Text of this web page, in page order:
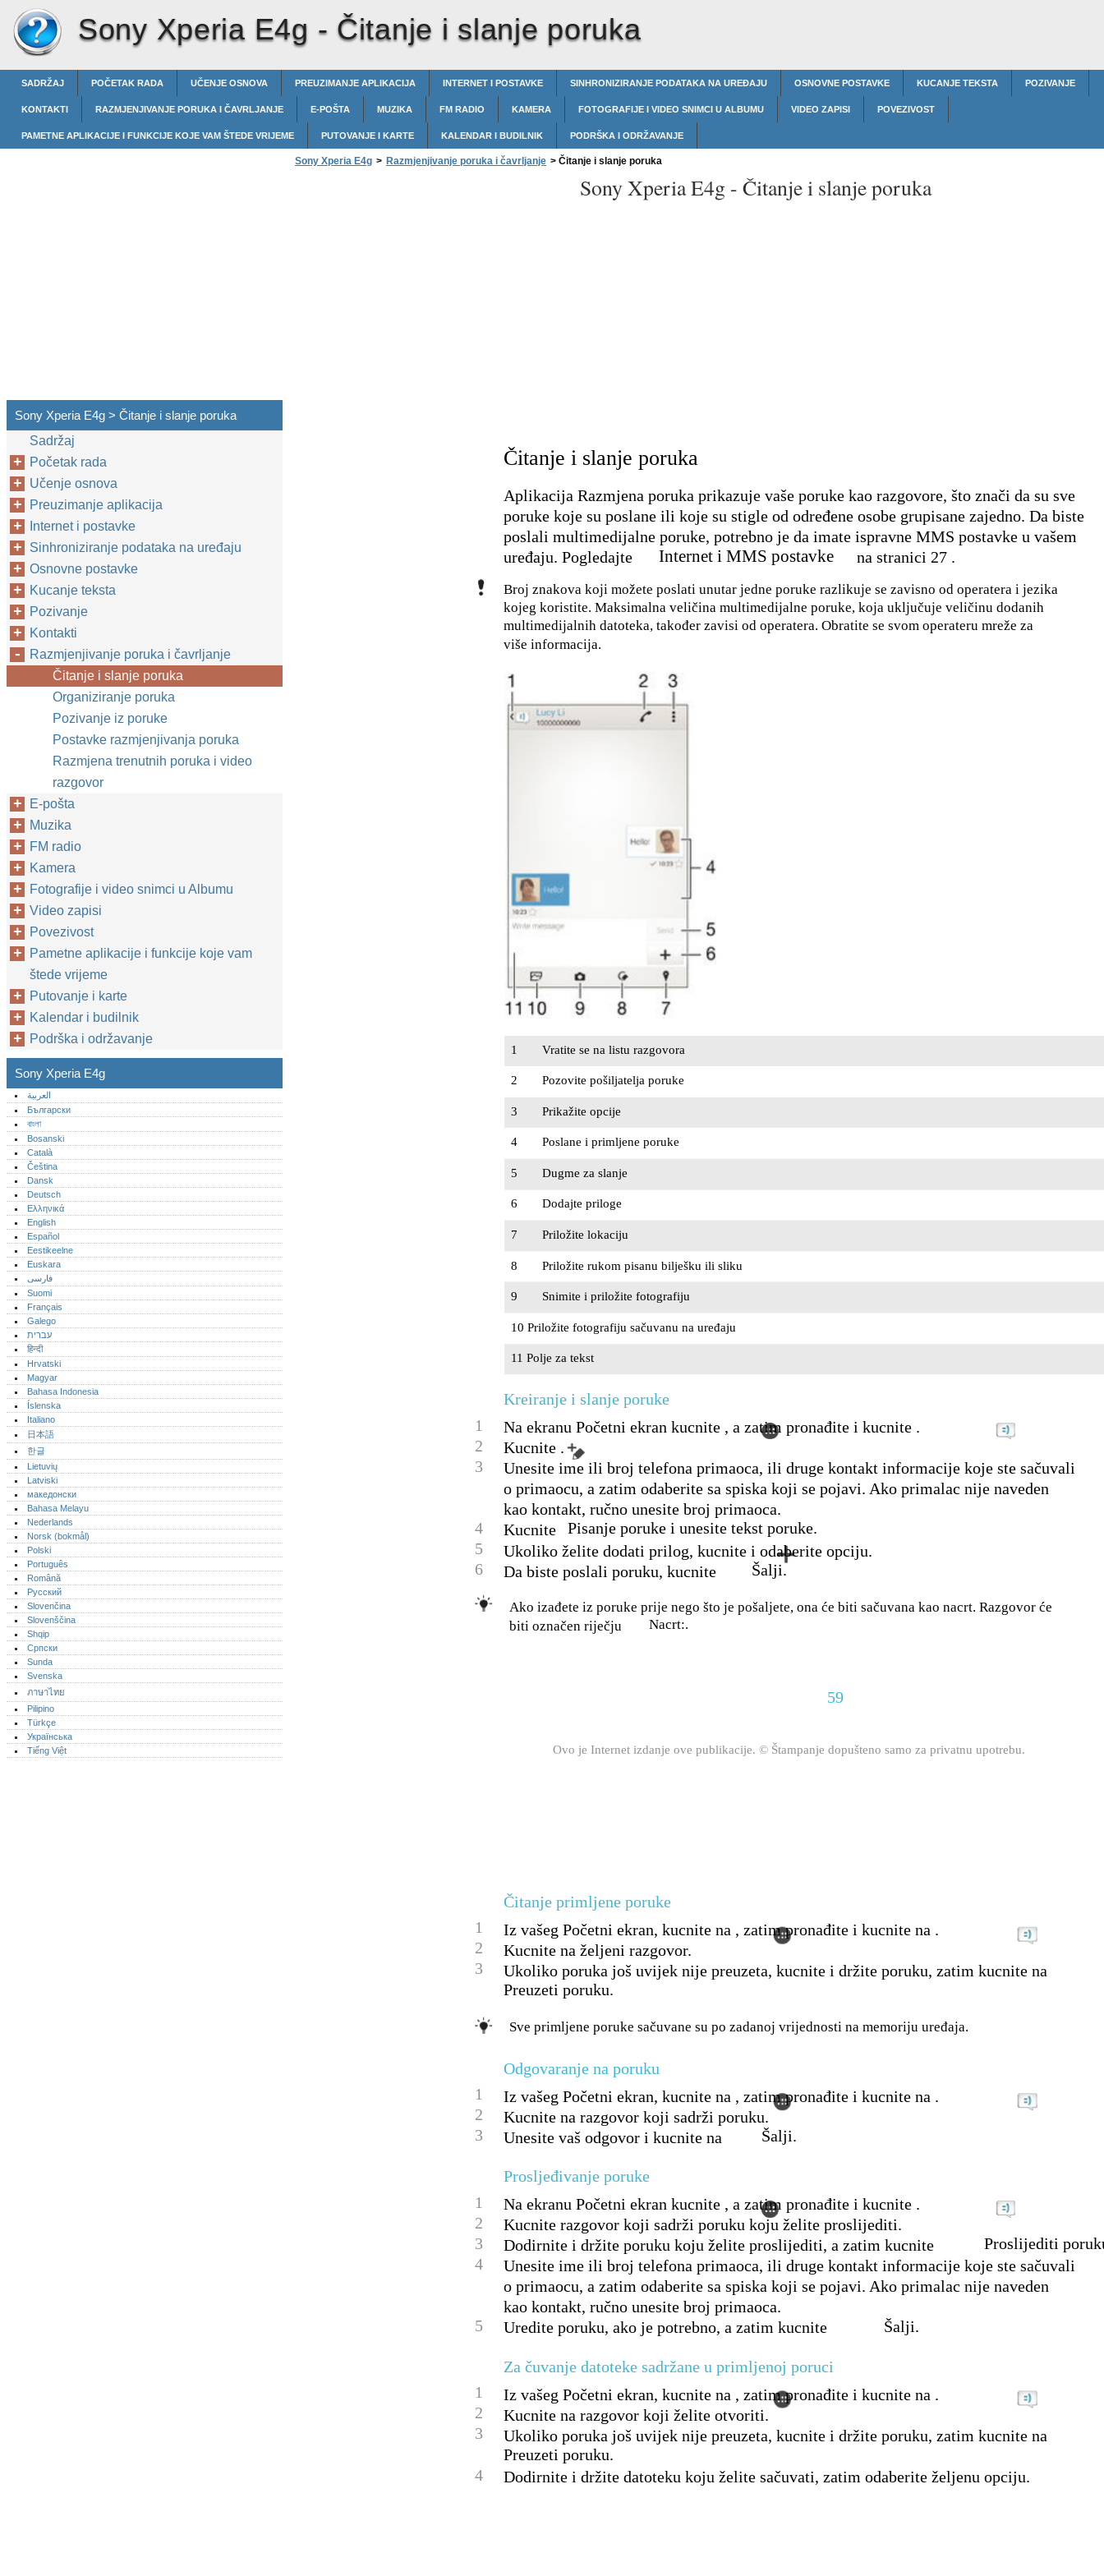
Sony Xperia E4g - Čitanje i slanje poruka
SADRŽAJ POČETAK RADA UČENJE OSNOVA PREUZIMANJE APLIKACIJA INTERNET I POSTAVKE SINHRONIZIRANJE PODATAKA NA UREĐAJU OSNOVNE POSTAVKE KUCANJE TEKSTA POZIVANJE
KONTAKTI RAZMJENJIVANJE PORUKA I ČAVRLJANJE E-POŠTA MUZIKA FM RADIO KAMERA FOTOGRAFIJE I VIDEO SNIMCI U ALBUMU VIDEO ZAPISI POVEZIVOST
PAMETNE APLIKACIJE I FUNKCIJE KOJE VAM ŠTEDE VRIJEME PUTOVANJE I KARTE KALENDAR I BUDILNIK PODRŠKA I ODRŽAVANJE
Sony Xperia E4g > Razmjenjivanje poruka i čavrljanje > Čitanje i slanje poruka
Sony Xperia E4g - Čitanje i slanje poruka
Čitanje i slanje poruka
Aplikacija Razmjena poruka prikazuje vaše poruke kao razgovore, što znači da su sve
poruke koje su poslane ili koje su stigle od određene osobe grupisane zajedno. Da biste
poslali multimedijalne poruke, potrebno je da imate ispravne MMS postavke u vašem
uređaju. Pogledajte
Internet i MMS postavke na stranici 27 .
Broj znakova koji možete poslati unutar jedne poruke razlikuje se zavisno od operatera i jezika
kojeg koristite. Maksimalna veličina multimedijalne poruke, koja uključuje veličinu dodanih
multimedijalnih datoteka, također zavisi od operatera. Obratite se svom operateru mreže za
više informacija.
1 Vratite se na listu razgovora
2 Pozovite pošiljatelja poruke
3 Prikažite opcije
4 Poslane i primljene poruke
5 Dugme za slanje
6 Dodajte priloge
7 Priložite lokaciju
8 Priložite rukom pisanu bilješku ili sliku
9 Snimite i priložite fotografiju
10 Priložite fotografiju sačuvanu na uređaju
11 Polje za tekst
Kreiranje i slanje poruke
1
Na ekranu Početni ekran kucnite , a zatim pronađite i kucnite .
2
Kucnite .
3
Unesite ime ili broj telefona primaoca, ili druge kontakt informacije koje ste sačuvali
o primaocu, a zatim odaberite sa spiska koji se pojavi. Ako primalac nije naveden
kao kontakt, ručno unesite broj primaoca.
4
Kucnite
Pisanje poruke i unesite tekst poruke.
5
Ukoliko želite dodati prilog, kucnite i odaberite opciju.
6
Da biste poslali poruku, kucnite Šalji.
Ako izađete iz poruke prije nego što je pošaljete, ona će biti sačuvana kao nacrt. Razgovor će
biti označen riječju
Nacrt:.
59
Ovo je Internet izdanje ove publikacije. © Štampanje dopušteno samo za privatnu upotrebu.
Čitanje primljene poruke
1
Iz vašeg Početni ekran, kucnite na , zatim pronađite i kucnite na .
2
Kucnite na željeni razgovor.
3
Ukoliko poruka još uvijek nije preuzeta, kucnite i držite poruku, zatim kucnite na
Preuzeti poruku.
Sve primljene poruke sačuvane su po zadanoj vrijednosti na memoriju uređaja.
Odgovaranje na poruku
1
Iz vašeg Početni ekran, kucnite na , zatim pronađite i kucnite na .
2
Kucnite na razgovor koji sadrži poruku.
3
Unesite vaš odgovor i kucnite na Šalji.
Prosljeđivanje poruke
1
Na ekranu Početni ekran kucnite , a zatim pronađite i kucnite .
2
Kucnite razgovor koji sadrži poruku koju želite proslijediti.
3
Dodirnite i držite poruku koju želite proslijediti, a zatim kucnite
Proslijediti
4
Unesite ime ili broj telefona primaoca, ili druge kontakt informacije koje ste sačuvali
o primaocu, a zatim odaberite sa spiska koji se pojavi. Ako primalac nije naveden
kao kontakt, ručno unesite broj primaoca.
5
Uredite poruku, ako je potrebno, a zatim kucnite Šalji.
Za čuvanje datoteke sadržane u primljenoj poruci
1
Iz vašeg Početni ekran, kucnite na , zatim pronađite i kucnite na .
2
Kucnite na razgovor koji želite otvoriti.
3
Ukoliko poruka još uvijek nije preuzeta, kucnite i držite poruku, zatim kucnite na
Preuzeti poruku.
4
Dodirnite i držite datoteku koju želite sačuvati, zatim odaberite željenu opciju.
Sony Xperia E4g > Čitanje i slanje poruka
Sadržaj
Početak rada
Učenje osnova
Preuzimanje aplikacija
Internet i postavke
Sinhroniziranje podataka na uređaju
Osnovne postavke
Kucanje teksta
Pozivanje
Kontakti
Razmjenjivanje poruka i čavrljanje
Čitanje i slanje poruka
Organiziranje poruka
Pozivanje iz poruke
Postavke razmjenjivanja poruka
Razmjena trenutnih poruka i video
razgovor
E-pošta
Muzika
FM radio
Kamera
Fotografije i video snimci u Albumu
Video zapisi
Povezivost
Pametne aplikacije i funkcije koje vam
štede vrijeme
Putovanje i karte
Kalendar i budilnik
Podrška i održavanje
Sony Xperia E4g
العربية
Български
বাংলা
Bosanski
Català
Čeština
Dansk
Deutsch
Ελληνικά
English
Español
Eestikeelne
Euskara
فارسی
Suomi
Français
Galego
עברית
हिन्दी
Hrvatski
Magyar
Bahasa Indonesia
Íslenska
Italiano
日本語
한글
Lietuvių
Latviski
македонски
Bahasa Melayu
Nederlands
Norsk (bokmål)‎
Polski
Português‎
Română
Русский
Slovenčina
Slovenščina
Shqip
Српски
Sunda
Svenska
ภาษาไทย
Pilipino
Türkçe
Українська
Tiếng Việt